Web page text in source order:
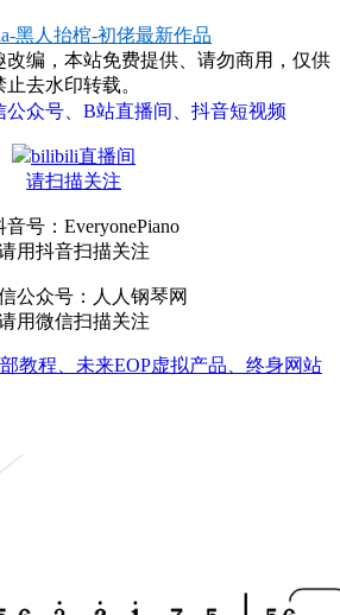
黑人抬棺-初佬最新作品
编，本站免费提供、请勿商用，仅供
去水印转载。
公众号、B站直播间、抖音短视频
bilibili直播间
请扫描关注
音号：EveryonePiano
用抖音扫描关注
公众号：人人钢琴网
用微信扫描关注
教程、未来EOP虚拟产品、终身网站